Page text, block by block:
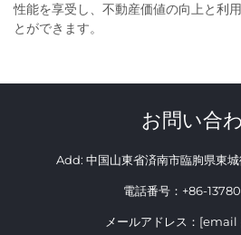
性能を享受し、不動産価値の向上と利
とができます。
お問い合
Add: 中国山東省済南市臨朐県東
電話番号： +86-
メールアドレス： [email